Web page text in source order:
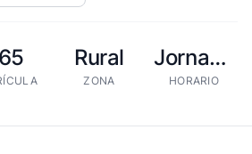
Rural
ZONA
Jornada extendida
HORARIO